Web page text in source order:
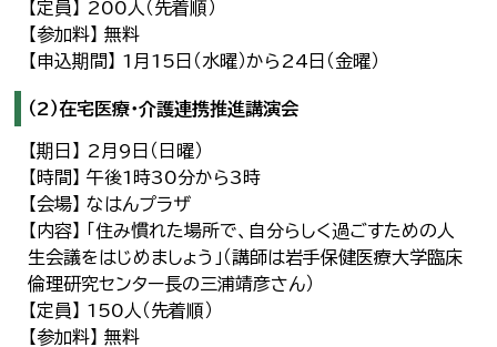
【定員】 200人（先着順）
【参加料】 無料
【申込期間】 1月15日（水曜）から24日（金曜）
（2）在宅医療・介護連携推進講演会
【期日】 2月9日（日曜）
【時間】 午後1時30分から3時
【会場】 なはんプラザ
【内容】 「住み慣れた場所で、自分らしく過ごすための人
生会議をはじめましょう」（講師は岩手保健医療大学臨床
倫理研究センター長の三浦靖彦さん）
【定員】 150人（先着順）
【参加料】 無料